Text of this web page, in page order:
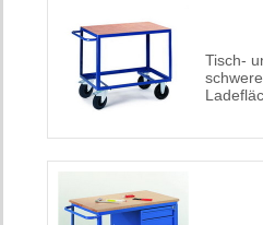
Tisch-